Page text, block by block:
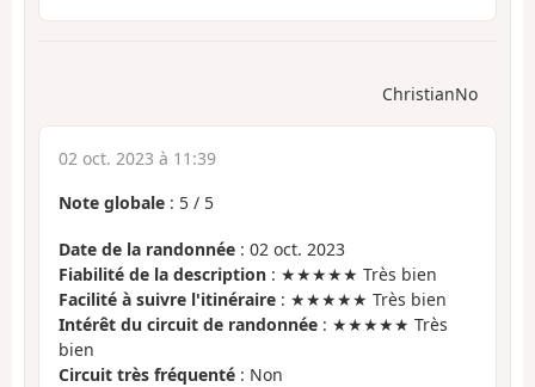
ChristianNo
02 oct. 2023 à 11:39
Note globale : 5 / 5
Date de la randonnée : 02 oct. 2023
Fiabilité de la description : ★★★★★ Très bien
Facilité à suivre l'itinéraire : ★★★★★ Très bien
Intérêt du circuit de randonnée : ★★★★★ Très
bien
Circuit très fréquenté : Non